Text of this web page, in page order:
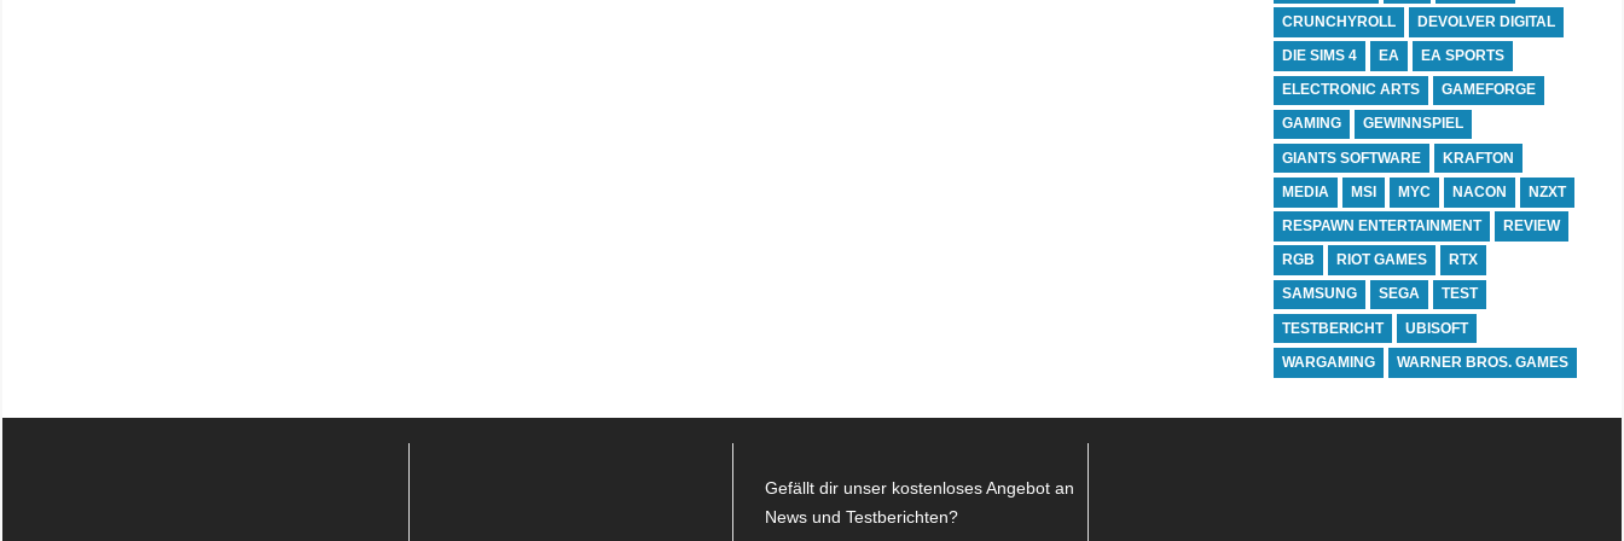
CRUNCHYROLL DEVOLVER DIGITAL
DIE SIMS 4 EA EA SPORTS
ELECTRONIC ARTS GAMEFORGE
GAMING GEWINNSPIEL
GIANTS SOFTWARE KRAFTON
MEDIA MSI MYC NACON NZXT
RESPAWN ENTERTAINMENT REVIEW
RGB RIOT GAMES RTX
SAMSUNG SEGA TEST
TESTBERICHT UBISOFT
WARGAMING WARNER BROS. GAMES
Gefällt dir unser kostenloses Angebot an
News und Testberichten?